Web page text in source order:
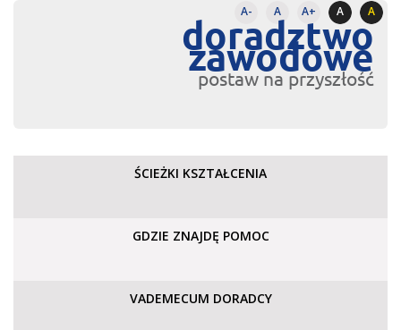
A- A A+ A A
doradztwo
zawodowe
postaw na przyszłość
ŚCIEŻKI KSZTAŁCENIA
GDZIE ZNAJDĘ POMOC
VADEMECUM DORADCY